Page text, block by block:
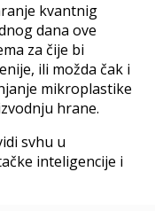
kvantnig
dana ove
za čije bi
ili možda čak i
mikroplastike
hrane.
svhu u
inteligencije i